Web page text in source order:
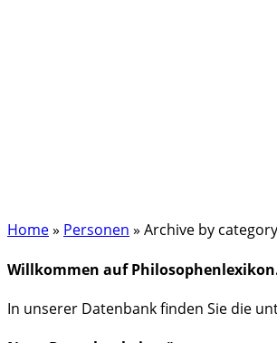
Home» Personen » Archive by
Willkommen auf
In unserer Datenbank finden Sie die